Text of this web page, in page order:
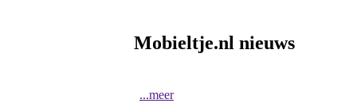
Mobieltje.nl nieuws
...meer